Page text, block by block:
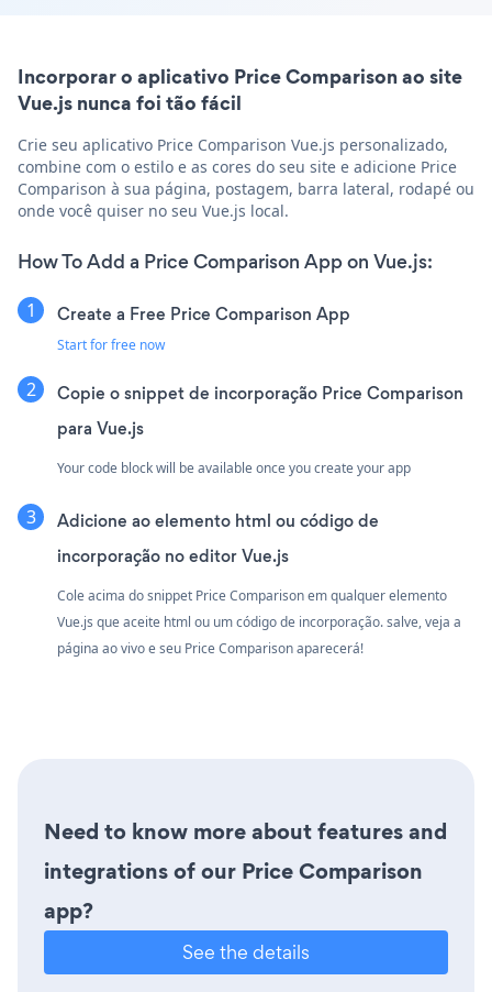
Incorporar o aplicativo Price Comparison ao site
Vue.js nunca foi tão fácil
Crie seu aplicativo Price Comparison Vue.js personalizado,
combine com o estilo e as cores do seu site e adicione Price
Comparison à sua página, postagem, barra lateral, rodapé ou
onde você quiser no seu Vue.js local.
How To Add a Price Comparison App on Vue.js:
Create a Free Price Comparison App
Start for free now
Copie o snippet de incorporação Price Comparison
para Vue.js
Your code block will be available once you create your app
Adicione ao elemento html ou código de
incorporação no editor Vue.js
Cole acima do snippet Price Comparison em qualquer elemento
Vue.js que aceite html ou um código de incorporação. salve, veja a
página ao vivo e seu Price Comparison aparecerá!
Need to know more about features and
integrations of our Price Comparison
app?
See the details